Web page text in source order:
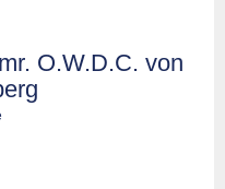
O.W.D.C. von